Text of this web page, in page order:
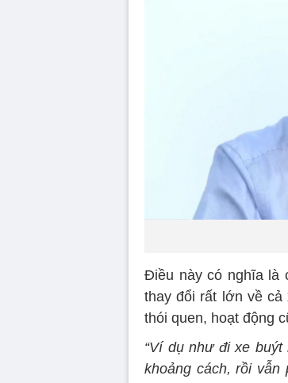
Điều này có nghĩa là
thay đổi rất lớn về
thói quen, hoạt động
“Ví dụ như đi xe
khoảng cách, rồi vẫn